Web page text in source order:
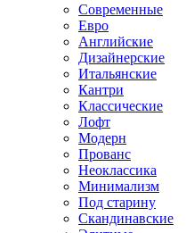
Современные
Евро
Английские
Дизайнерские
Итальянские
Кантри
Классические
Лофт
Модерн
Прованс
Неоклассика
Минимализм
Под старину
Скандинавские